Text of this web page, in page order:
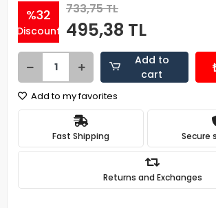
%32
Discount
733,75 TL
495,38 TL
Add to
cart
Add to my favorites
Fast Shipping Secure
Returns and Exchanges